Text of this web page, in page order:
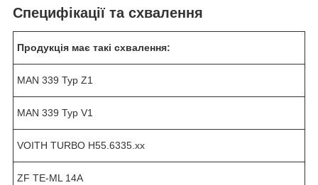
Специфікації та схвалення
Продукція має такі схвалення:
MAN 339 Typ Z1
MAN 339 Typ V1
VOITH TURBO H55.6335.xx
ZF TE-ML 14A